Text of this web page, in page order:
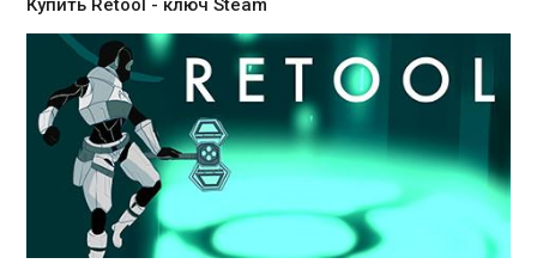
Купить Retool - ключ Steam